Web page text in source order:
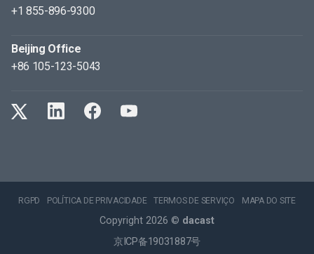
+1 855-896-9300
Beijing Office
+86 105-123-5043
RGPD POLÍTICA DE PRIVACIDADE TERMOS DE SERVIÇO MAPA DO SITE
Copyright 2026 © dacast
京ICP备19031887号